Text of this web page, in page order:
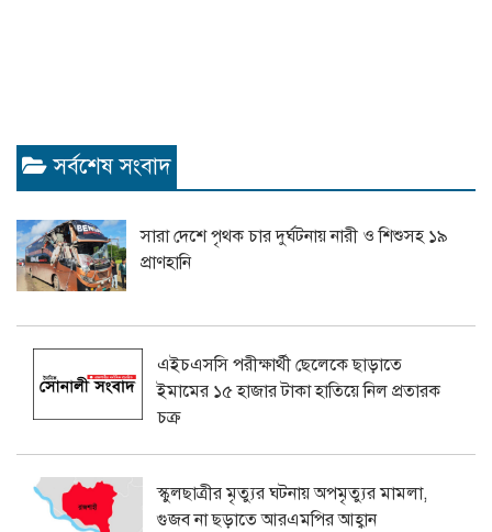
সর্বশেষ সংবাদ
সারা দেশে পৃথক চার দুর্ঘটনায় নারী ও শিশুসহ ১৯
প্রাণহানি
এইচএসসি পরীক্ষার্থী ছেলেকে ছাড়াতে
ইমামের ১৫ হাজার টাকা হাতিয়ে নিল প্রতারক
চক্র
স্কুলছাত্রীর মৃত্যুর ঘটনায় অপমৃত্যুর মামলা,
গুজব না ছড়াতে আরএমপির আহ্বান